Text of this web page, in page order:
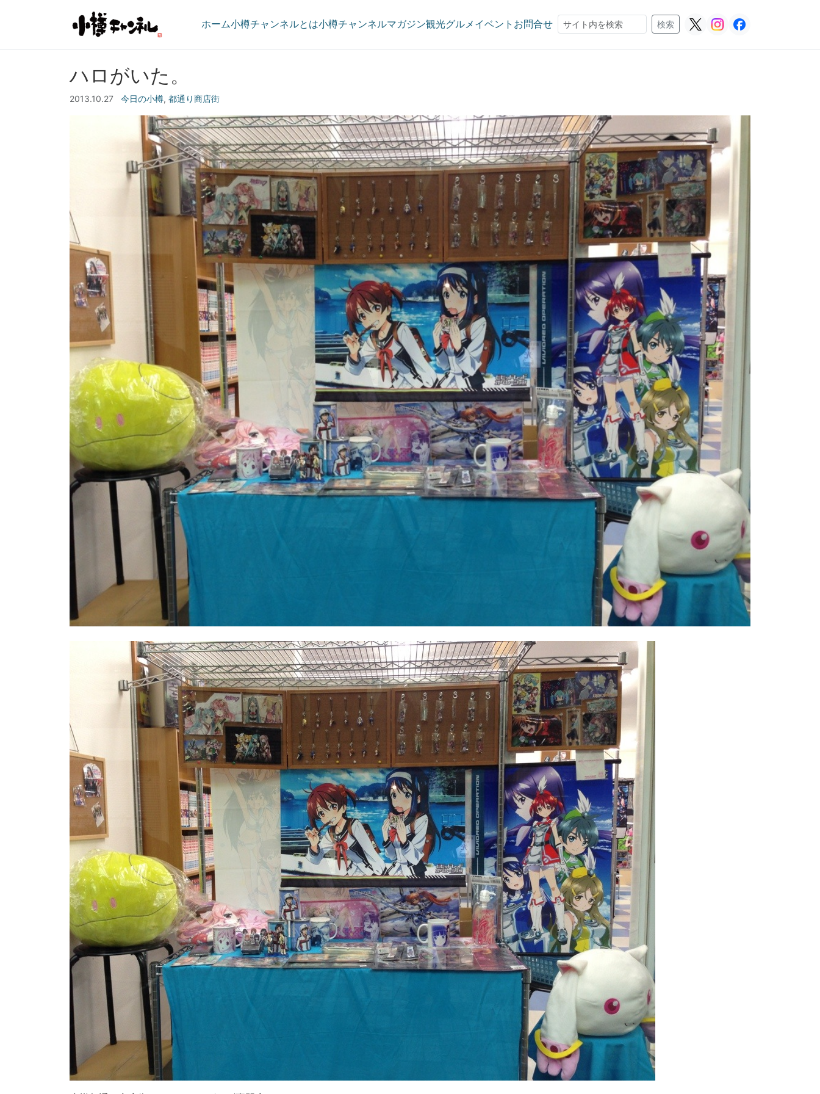
ホーム小樽チャンネルとは小樽チャンネルマガジン観光グルメ イベント お問合せ
検索
検索
ハロがいた。
2013.10.27 今日の小樽, 都通り商店街